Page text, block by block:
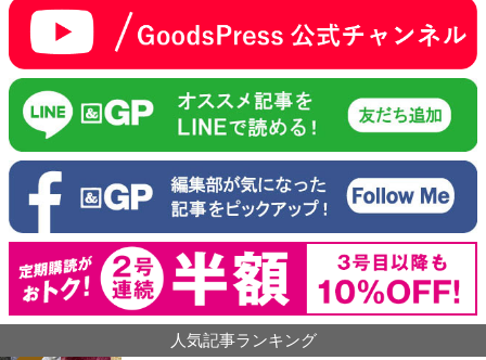
人気記事ランキング